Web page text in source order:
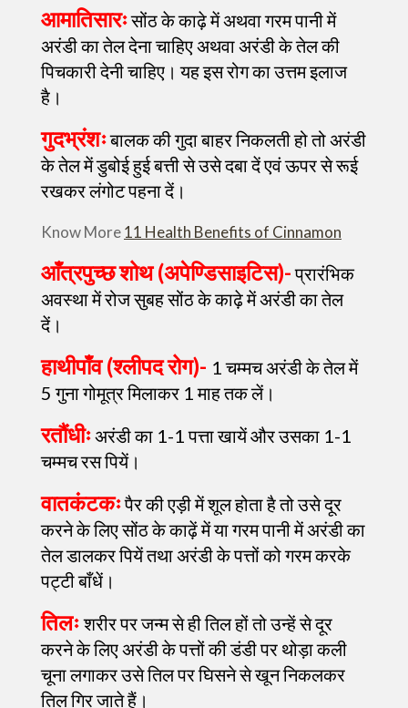
आमातिसारःसोंठ के काढ़े में अथवा गरम पानी में
अरंडी का तेल देना चाहिए अथवा अरंडी के तेल की
पिचकारी देनी चाहिए। यह इस रोग का उत्तम इलाज
है।
गुदभ्रंशःबालक की गुदा बाहर निकलती हो तो अरंडी
के तेल में डुबोई हुई बत्ती से उसे दबा दें एवं ऊपर से रूई
रखकर लंगोट पहना दें।
Know More11 Health Benefits of Cinnamon
आँत्रपुच्छ शोथ (अपेण्डिसाइटिस)- प्रारंभिक
अवस्था में रोज सुबह सोंठ के काढ़े में अरंडी का तेल
दें।
हाथीपाँव (श्लीपद रोग)- 1 चम्मच अरंडी के तेल में
5 गुना गोमूत्र मिलाकर 1 माह तक लें।
रतौंधीःअरंडी का 1-1 पत्ता खायें और उसका 1-1
चम्मच रस पियें।
वातकंटकःपैर की एड़ी में शूल होता है तो उसे दूर
करने के लिए सोंठ के काढ़ें में या गरम पानी में अरंडी का
तेल डालकर पियें तथा अरंडी के पत्तों को गरम करके
पट्टी बाँधें।
तिलःशरीर पर जन्म से ही तिल हों तो उन्हें से दूर
करने के लिए अरंडी के पत्तों की डंडी पर थोड़ा कली
चूना लगाकर उसे तिल पर घिसने से खून निकलकर
तिल गिर जाते हैं।